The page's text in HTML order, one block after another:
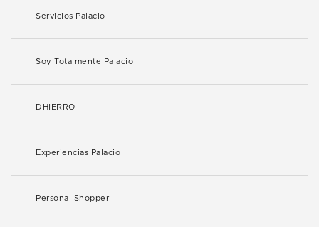
Servicios Palacio
Soy Totalmente Palacio
DHIERRO
Experiencias Palacio
Personal Shopper